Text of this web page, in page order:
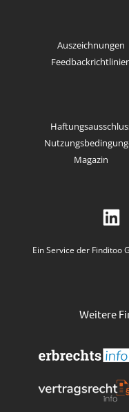
Auszeichnungen
Magazin
Ein Service der Finditoo
Weitere